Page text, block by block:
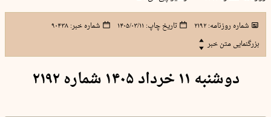
شماره روزنامه:۲۱۹۲ تاریخ چاپ: ۱۴۰۵/۰۳/۱۱ شماره خبر:۹۰۴۳۸
بزرگنمایی متن خبر
دوشنبه ۱۱ خرداد ۱۴۰۵ شماره ۲۱۹۲